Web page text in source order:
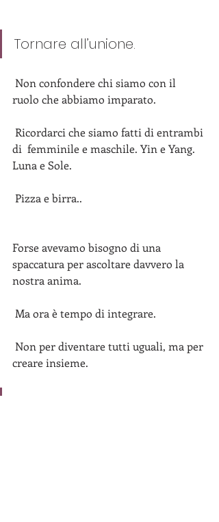
Tornare all’unione.
ruolo che abbiamo imparato.
di  femminile e maschile. Yin e Yang.
Luna e Sole.
Pizza e birra..
Forse avevamo bisogno di una
spaccatura per ascoltare davvero la
nostra anima.
Ma ora è tempo di integrare.
creare insieme.